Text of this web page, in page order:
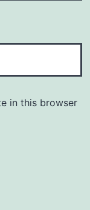
in this browser